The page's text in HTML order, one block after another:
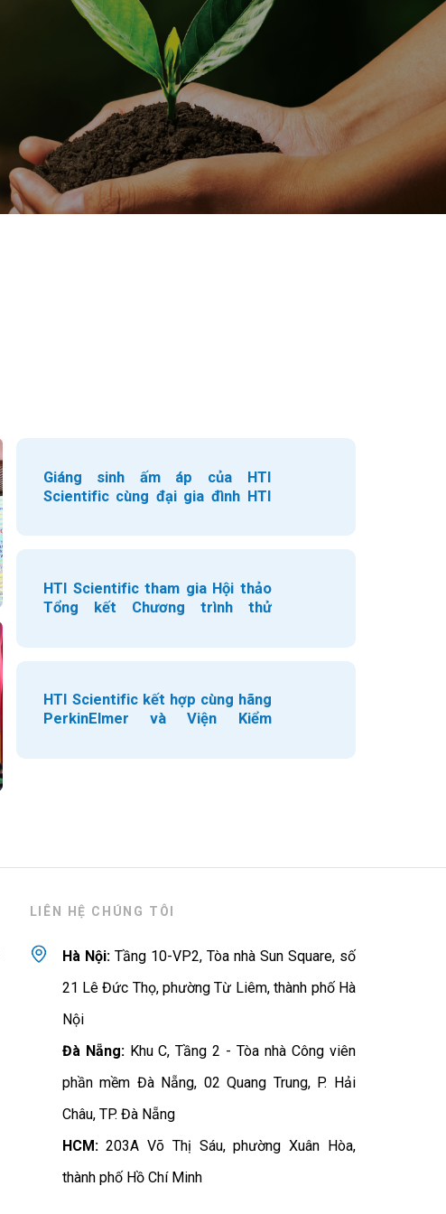
Giáng sinh ấm áp của HTI
Scientific cùng đại gia đình HTI
HTI Scientific tham gia Hội thảo
Tổng kết Chương trình thử
HTI Scientific kết hợp cùng hãng
PerkinElmer và Viện Kiểm
LIÊN HỆ CHÚNG TÔI
Hà Nội:Tầng 10-VP2, Tòa nhà Sun Square, số
21 Lê Đức Thọ, phường Từ Liêm, thành phố Hà
Nội
Đà Nẵng:Khu C, Tầng 2 - Tòa nhà Công viên
phần mềm Đà Nẵng, 02 Quang Trung, P. Hải
Châu, TP. Đà Nẵng
HCM:203A Võ Thị Sáu, phường Xuân Hòa,
thành phố Hồ Chí Minh